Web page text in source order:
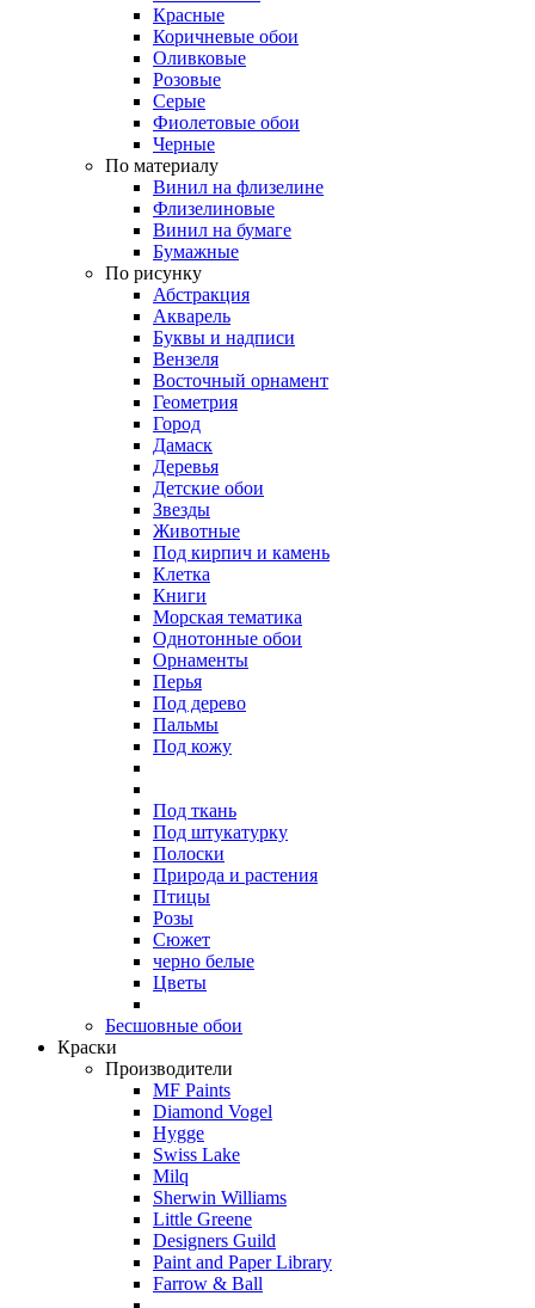
Красные
Коричневые обои
Оливковые
Розовые
Серые
Фиолетовые обои
Черные
По материалу
Винил на флизелине
Флизелиновые
Винил на бумаге
Бумажные
По рисунку
Абстракция
Акварель
Буквы и надписи
Вензеля
Восточный орнамент
Геометрия
Город
Дамаск
Деревья
Детские обои
Звезды
Животные
Под кирпич и камень
Клетка
Книги
Морская тематика
Однотонные обои
Орнаменты
Перья
Под дерево
Пальмы
Под кожу
Под ткань
Под штукатурку
Полоски
Природа и растения
Птицы
Розы
Сюжет
черно белые
Цветы
Бесшовные обои
Краски
Производители
MF Paints
Diamond Vogel
Hygge
Swiss Lake
Milq
Sherwin Williams
Little Greene
Designers Guild
Paint and Paper Library
Farrow & Ball